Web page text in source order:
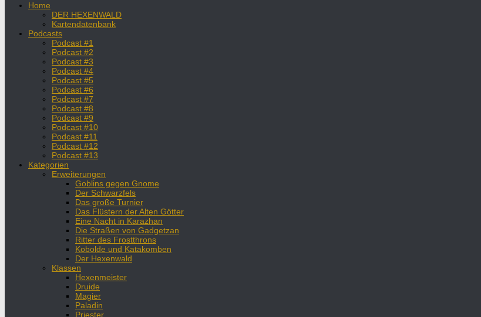
Home
DER HEXENWALD
Kartendatenbank
Podcasts
Podcast #1
Podcast #2
Podcast #3
Podcast #4
Podcast #5
Podcast #6
Podcast #7
Podcast #8
Podcast #9
Podcast #10
Podcast #11
Podcast #12
Podcast #13
Kategorien
Erweiterungen
Goblins gegen Gnome
Der Schwarzfels
Das große Turnier
Das Flüstern der Alten Götter
Eine Nacht in Karazhan
Die Straßen von Gadgetzan
Ritter des Frostthrons
Kobolde und Katakomben
Der Hexenwald
Klassen
Hexenmeister
Druide
Magier
Paladin
Priester